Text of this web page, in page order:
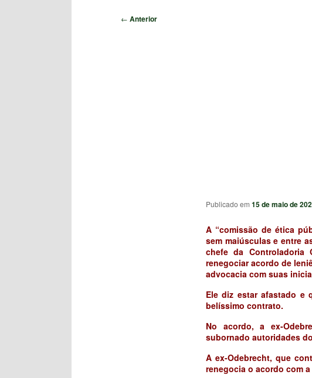
Navegação
← Anterior
Publicado em 15 de maio de
A “comissão de ética
sem maiúsculas e entre
chefe da
renegociar acordo de
advocacia com suas
Ele diz estar afastado e
belíssimo contrato.
No acordo, a ex-
subornado autoridades
A ex-Odebrecht, que
renegocia o acordo com